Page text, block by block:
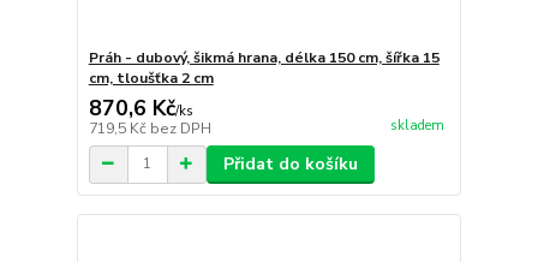
Práh - dubový, šikmá hrana, délka 150 cm, šířka 15
cm, tloušťka 2 cm
870,6 Kč/ks
719,5 Kč bez DPH skladem
Přidat do košíku